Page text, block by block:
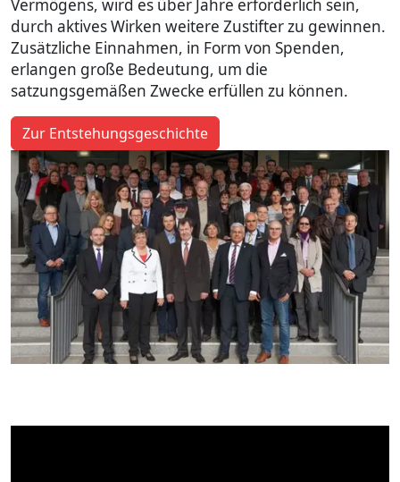
Vermögens, wird es über Jahre erforderlich sein,
durch aktives Wirken weitere Zustifter zu gewinnen.
Zusätzliche Einnahmen, in Form von Spenden,
erlangen große Bedeutung, um die
satzungsgemäßen Zwecke erfüllen zu können.
Zur Entstehungsgeschichte